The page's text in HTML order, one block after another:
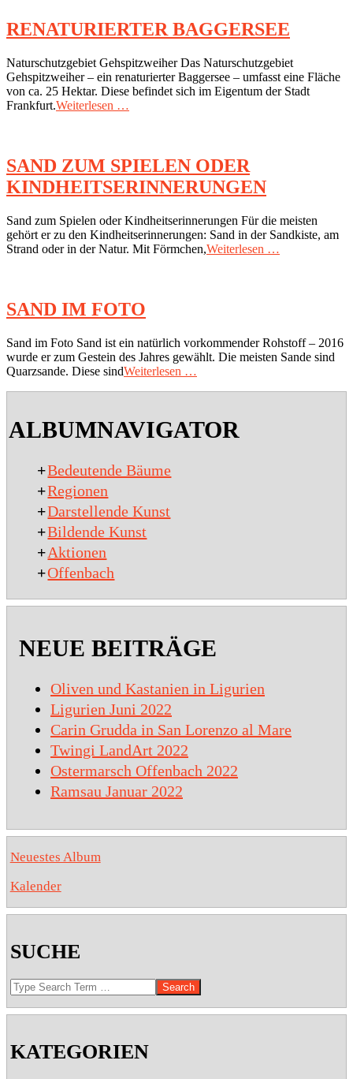
RENATURIERTER BAGGERSEE
2018-
05-
19
Naturschutzgebiet Gehspitzweiher Das Naturschutzgebiet
Gehspitzweiher – ein renaturierter Baggersee – umfasst eine Fläche
von ca. 25 Hektar. Diese befindet sich im Eigentum der Stadt
Frankfurt.Weiterlesen …
SAND ZUM SPIELEN ODER
KINDHEITSERINNERUNGEN
2018-
05-
19
Sand zum Spielen oder Kindheitserinnerungen Für die meisten
gehört er zu den Kindheitserinnerungen: Sand in der Sandkiste, am
Strand oder in der Natur. Mit Förmchen,Weiterlesen …
SAND IM FOTO
2018-
04-
17
Sand im Foto Sand ist ein natürlich vorkommender Rohstoff – 2016
wurde er zum Gestein des Jahres gewählt. Die meisten Sande sind
Quarzsande. Diese sindWeiterlesen …
ALBUMNAVIGATOR
+Bedeutende Bäume
+Regionen
+Darstellende Kunst
+Bildende Kunst
+Aktionen
+Offenbach
NEUE BEITRÄGE
Oliven und Kastanien in Ligurien
Ligurien Juni 2022
Carin Grudda in San Lorenzo al Mare
Twingi LandArt 2022
Ostermarsch Offenbach 2022
Ramsau Januar 2022
Neuestes Album
Kalender
SUCHE
Search
KATEGORIEN